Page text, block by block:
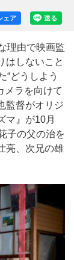
送る
ェア
理由で映画監
はしないこと
“どうしよう
メラを向けて
監督がオリジ
マ』が10月
子の父の治を
亮、次兄の雄